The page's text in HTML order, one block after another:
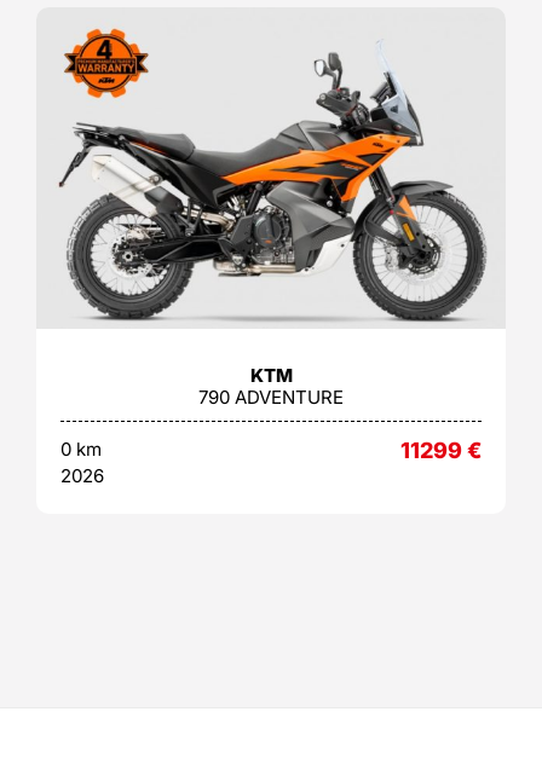
KTM
790 ADVENTURE
0 km
2026
11299€